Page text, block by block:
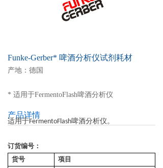
产地：德国
* 适用于FermentoFlash啤酒分析仪
产品详情
Funke-Gerber* 啤酒分析仪试剂耗材
适用于FermentoFlash啤酒分析仪。
订货编号：
货号
项目